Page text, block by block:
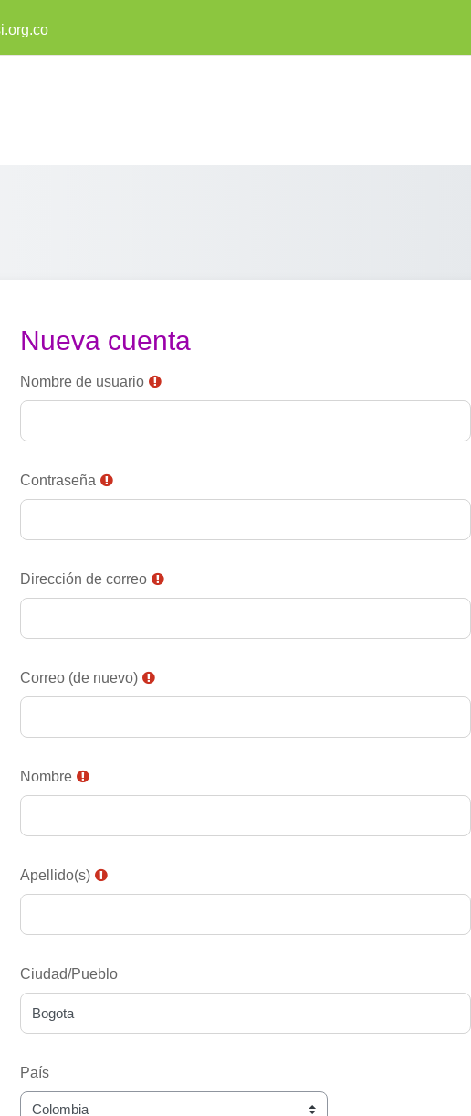
Nueva cuenta
Nombre de usuario
Contraseña
Dirección de correo
Correo (de nuevo)
Nombre
Apellido(s)
Ciudad/Pueblo
País